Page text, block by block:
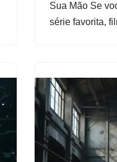
Sua Mão Se
série favorita,